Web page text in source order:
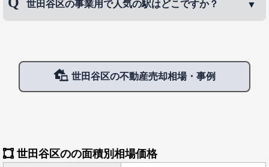
プの電車で、途中駅には、西太子堂、松陰神社前、上町、山下、
れる。
三軒茶屋などです。
世田谷区の事業用で人気の駅はどこですか？
世田谷区の不動産売却相場・事例
世田谷区のの面積別相場価格